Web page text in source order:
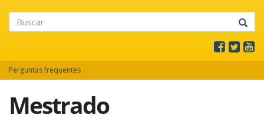
Perguntas frequentes
Mestrado